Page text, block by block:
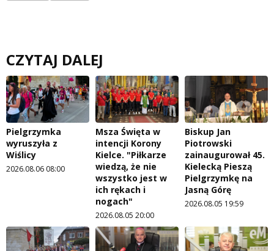
CZYTAJ DALEJ
Pielgrzymka
wyruszyła z
Wiślicy
2026.08.06 08:00
Msza Święta w
intencji Korony
Kielce. "Piłkarze
wiedzą, że nie
wszystko jest w
ich rękach i
nogach"
2026.08.05 20:00
Biskup Jan
Piotrowski
zainaugurował 45.
Kielecką Pieszą
Pielgrzymkę na
Jasną Górę
2026.08.05 19:59